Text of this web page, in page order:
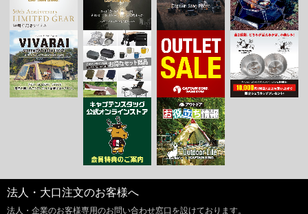
法人・大口注文のお客様へ
法人・企業のお客様専用のお問い合わせ窓口を設けております。